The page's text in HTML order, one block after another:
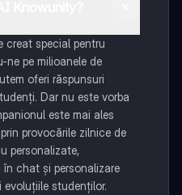
creat special pentru
ne pe milioanele de
oferi răspunsuri
Dar nu este vorba
este mai ales
provocările zilnice de
personalizate,
chat și personalizare
studenților.